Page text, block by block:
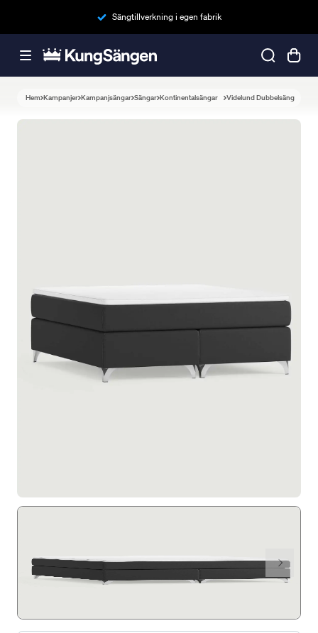
Sängtillverkning i egen fabrik
Hem Kampanjer Kampanjsängar Sängar Kontinentalsängar Videlund Dubbelsäng